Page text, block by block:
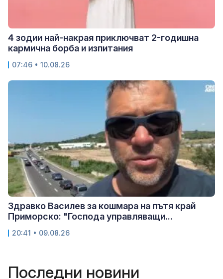
4 зодии най-накрая приключват 2-годишна
кармична борба и изпитания
07:46 • 10.08.26
Здравко Василев за кошмара на пътя край
Приморско: "Господа управляващи...
20:41 • 09.08.26
Последни новини